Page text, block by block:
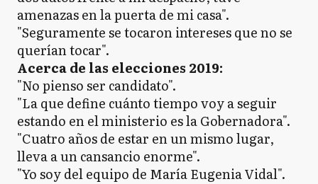
amenazas en la puerta de mi casa".
"Seguramente se tocaron intereses que no se
querían tocar".
Acerca de las elecciones 2019:
"No pienso ser candidato".
"La que define cuánto tiempo voy a seguir
estando en el ministerio es la Gobernadora".
"Cuatro años de estar en un mismo lugar,
lleva a un cansancio enorme".
"Yo soy del equipo de María Eugenia Vidal".